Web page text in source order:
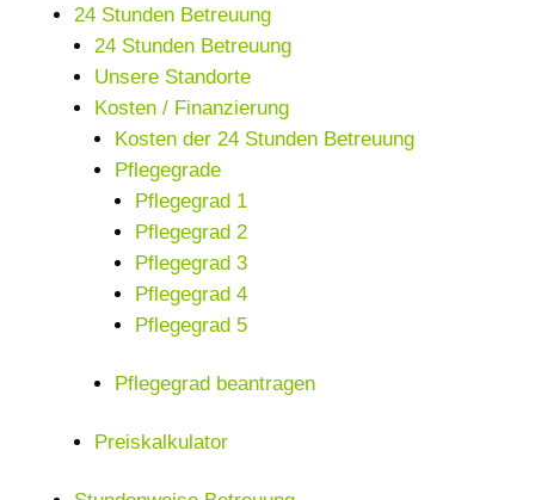
24 Stunden Betreuung
24 Stunden Betreuung
Unsere Standorte
Kosten / Finanzierung
Kosten der 24 Stunden Betreuung
Pflegegrade
Pflegegrad 1
Pflegegrad 2
Pflegegrad 3
Pflegegrad 4
Pflegegrad 5
Pflegegrad beantragen
Preiskalkulator